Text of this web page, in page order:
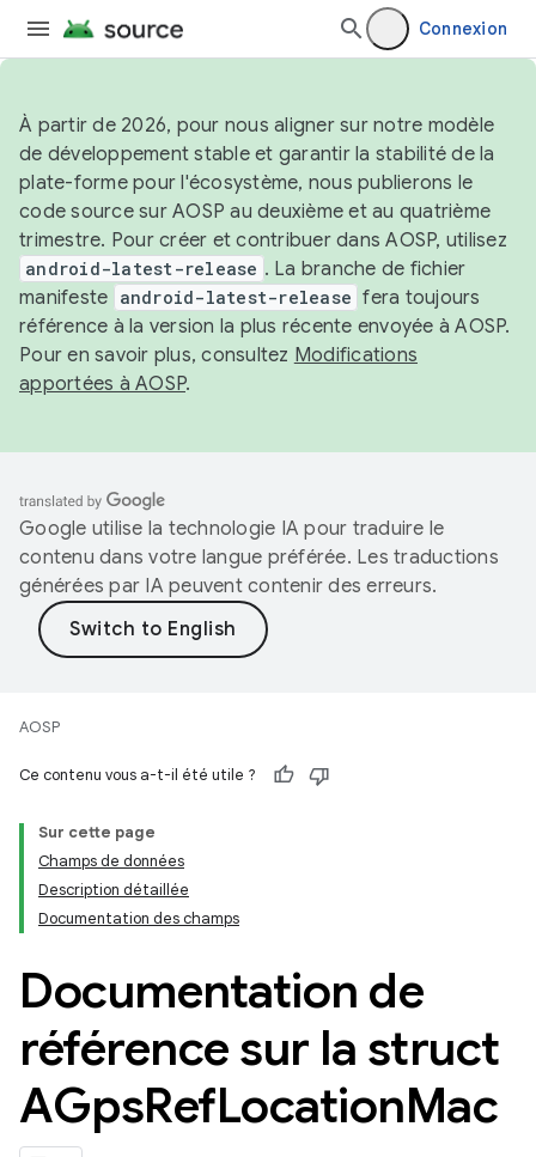
Connexion
À partir de 2026, pour nous aligner sur notre modèle
de développement stable et garantir la stabilité de la
plate-forme pour l'écosystème, nous publierons le
code source sur AOSP au deuxième et au quatrième
trimestre. Pour créer et contribuer dans AOSP, utilisez
android-latest-release . La branche de fichier
manifeste android-latest-release fera toujours
référence à la version la plus récente envoyée à AOSP.
Pour en savoir plus, consultez Modifications
apportées à AOSP.
Google utilise la technologie IA pour traduire le
contenu dans votre langue préférée. Les traductions
générées par IA peuvent contenir des erreurs.
AOSP
Ce contenu vous a-t-il été utile ?
Sur cette page
Champs de données
Description détaillée
Documentation des champs
Documentation de
référence sur la struct
AGpsRefLocationMac